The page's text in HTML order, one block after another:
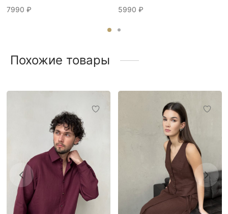
7990 ₽
5990 ₽
Похожие товары